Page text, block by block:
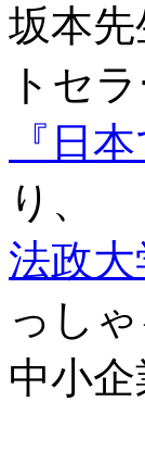
坂本
トセ
『日
り、
法政
っしゃ
中小